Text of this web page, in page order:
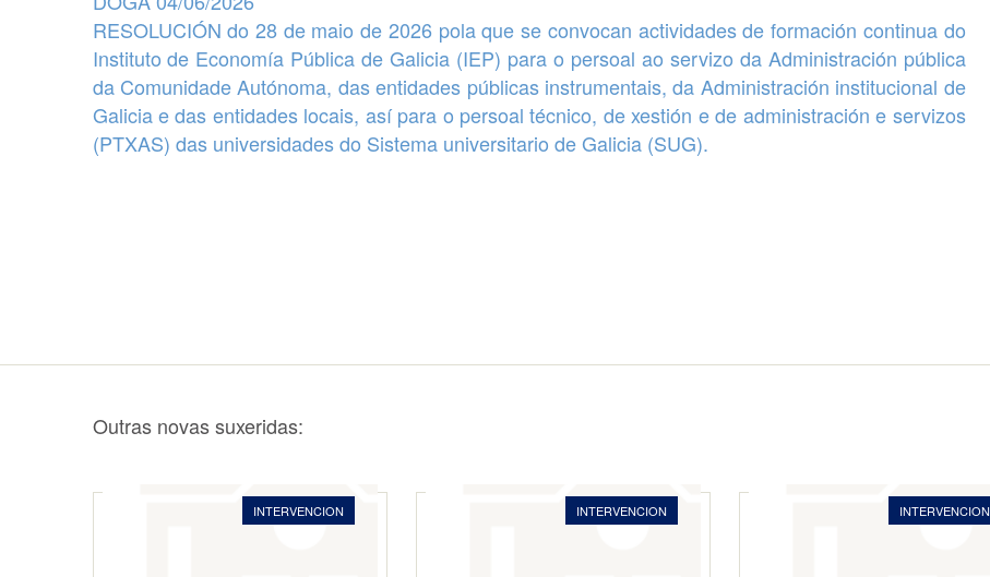
RESOLUCIÓN do 28 de maio de 2026 pola que se convocan actividades de formación continuado
Instituto de Economía Pública de Galicia (IEP) para o persoal ao servizo da Administración pública
da Comunidade Autónoma, das entidades públicas instrumentais, da Administración institucional de
Galicia e das entidades locais, así para o persoal técnico, de xestión e de administración e servizos
(PTXAS) das universidades do Sistema universitario de Galicia (SUG).
Outras novas suxeridas:
INTERVENCION INTERVENCION INTERVENCION